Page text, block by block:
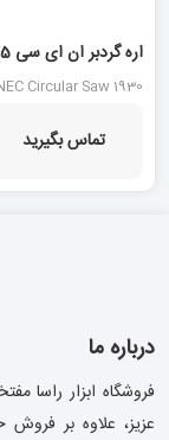
اره گردبر ان ای سی 185 میلی متر مدل 1930
Circular Saw 1930
تماس بگیرید
درباره ما
فروشگاه ابزار راسا
عزیز، علاوه بر